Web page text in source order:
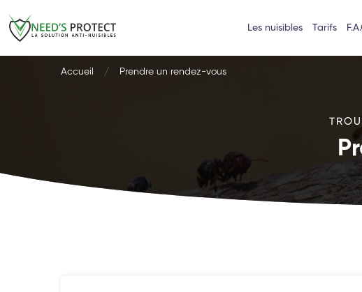
Les nuisibles Tarifs
Accueil Prendre un rendez-vous